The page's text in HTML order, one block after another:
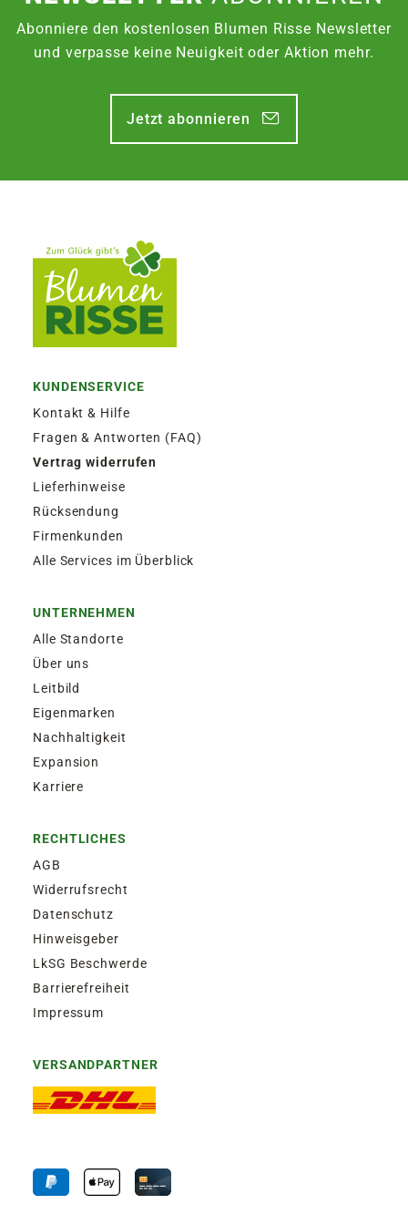
Abonniere den kostenlosen Blumen Risse Newsletter
und verpasse keine Neuigkeit oder Aktion mehr.
Jetzt abonnieren
KUNDENSERVICE
Kontakt & Hilfe
Fragen & Antworten (FAQ)
Vertrag widerrufen
Lieferhinweise
Rücksendung
Firmenkunden
Alle Services im Überblick
UNTERNEHMEN
Alle Standorte
Über uns
Leitbild
Eigenmarken
Nachhaltigkeit
Expansion
Karriere
RECHTLICHES
AGB
Widerrufsrecht
Datenschutz
Hinweisgeber
LkSG Beschwerde
Barrierefreiheit
Impressum
VERSANDPARTNER